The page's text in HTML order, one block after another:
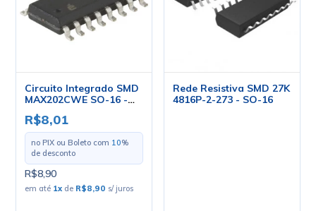
Circuito Integrado SMD
MAX202CWE SO-16 -
Maxim
R$8,01
no PIX ou Boleto com 10%
de desconto
R$8,90
em até 1x de R$8,90 s/ juros
Rede Resistiva SMD 27K
4816P-2-273 - SO-16